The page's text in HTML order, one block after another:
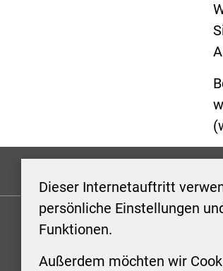
Dieser Internetauftritt
persönliche Einstellungen
Funktionen.
Außerdem möchten wir
(
KONTAKT